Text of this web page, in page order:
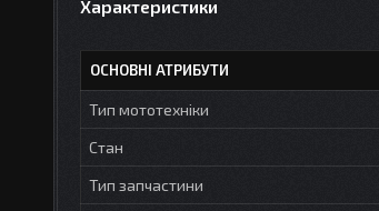
Характеристики
ОСНОВНІ АТРИБУТИ
Тип мототехніки
Стан
Тип запчастини